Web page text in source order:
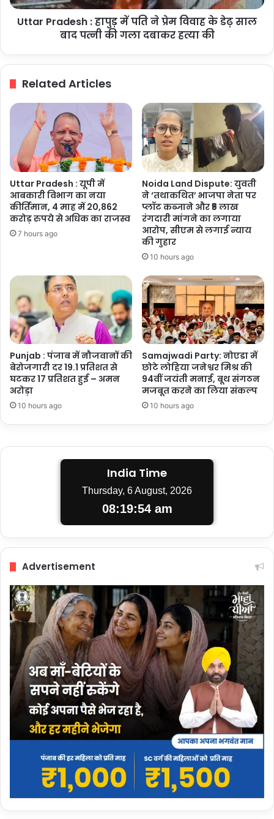
विवाह
दबाकर
Uttar Pradesh : हापुड़ में पति ने प्रेम विवाह के डेढ़ साल
बाद पत्नी की गला दबाकर हत्या की
Related Articles
Uttar Pradesh : यूपी में
आबकारी विभाग का नया
कीर्तिमान, 4 माह में 20,862
करोड़ रुपये से अधिक का राजस्व
7 hours ago
Noida Land Dispute: युवती
ने ‘तथाकथित’ भाजपा नेता पर
प्लॉट कब्जाने और ₹5 लाख
रंगदारी मांगने का लगाया
आरोप, सीएम से लगाई न्याय
की गुहार
10 hours ago
Punjab : पंजाब में नौजवानों की
बेरोजगारी दर 19.1 प्रतिशत से
घटकर 17 प्रतिशत हुई – अमन
अरोड़ा
10 hours ago
Samajwadi Party: नोएडा में
छोटे लोहिया जनेश्वर मिश्र की
94वीं जयंती मनाई, बूथ संगठन
मजबूत करने का लिया संकल्प
10 hours ago
India Time
Thursday, 6 August, 2026
08:19:54 am
Advertisement